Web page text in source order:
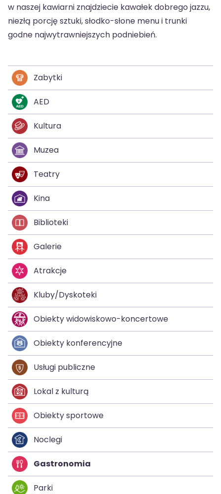
w naszej kawiarni znajdziecie kawałek dobrego jazzu,
niezłą porcję sztuki, słodko-słone menu i trunki
godne najwytrawniejszych podniebień.
Zabytki
AED
Kultura
Muzea
Teatry
Kina
Biblioteki
Galerie
Atrakcje
Kluby/Dyskoteki
Obiekty widowiskowo-koncertowe
Obiekty konferencyjne
Usługi publiczne
Lokal z kulturą
Obiekty sportowe
Noclegi
Gastronomia
Parki